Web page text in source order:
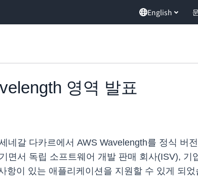
English
영역 발표
네갈 다카르에서 AWS Wavelength를 정식 버
면서 독립 소프트웨어 개발 판매 회사(ISV), 기
이 있는 애플리케이션을 지원할 수 있게 되었